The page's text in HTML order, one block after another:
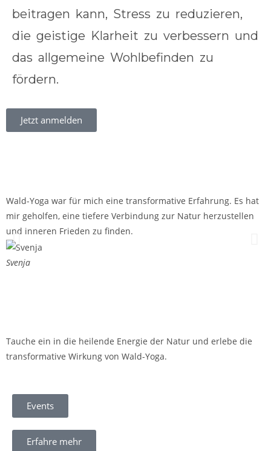
beitragen kann, Stress zu reduzieren,
die geistige Klarheit zu verbessern und
das allgemeine Wohlbefinden zu
fördern.
Jetzt anmelden
Wald-Yoga war für mich eine transformative Erfahrung. Es hat
mir geholfen, eine tiefere Verbindung zur Natur herzustellen
und inneren Frieden zu finden.
Svenja
Tauche ein in die heilende Energie der Natur und erlebe die
transformative Wirkung von Wald-Yoga.
Events
Erfahre mehr